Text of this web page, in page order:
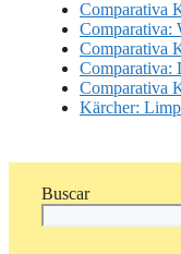
Comparativa
Comparativa:
Comparativa
Comparativa:
Comparativa
Kärcher:
Buscar